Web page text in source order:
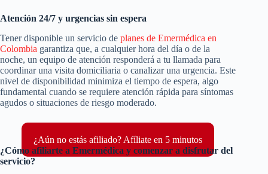
Atención 24/7 y urgencias sin espera
Tener disponible un servicio de planes de Emermédica en
Colombia garantiza que, a cualquier hora del día o de la
noche, un equipo de atención responderá a tu llamada para
coordinar una visita domiciliaria o canalizar una urgencia. Este
nivel de disponibilidad minimiza el tiempo de espera, algo
fundamental cuando se requiere atención rápida para síntomas
agudos o situaciones de riesgo moderado.
¿Aún no estás afiliado? Afíliate en 5 minutos
¿Cómo afiliarte a Emermédica y comenzar a disfrutar del
servicio?